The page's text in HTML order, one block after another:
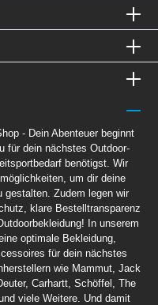
- Dein Abenteuer beginnt
für dein nächstes Outdoor-
benötigst. Wir
um dir deine
gestalten. Zudem legen wir
klare Bestelltransparenz
In unserem
optimale Bekleidung,
für dein nächstes
wie Mammut, Jack
Carhartt, Schöffel, The
viele Weitere. Und damit